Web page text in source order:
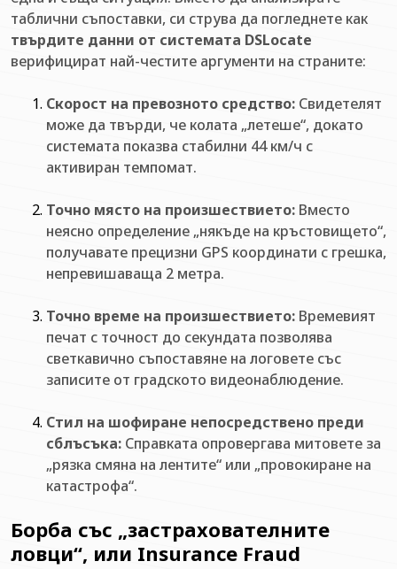
таблични съпоставки, си струва да погледнете как
твърдите данни от системата DSLocate
верифицират най-честите аргументи на страните:
Скорост на превозното средство: Свидетелят
може да твърди, че колата „летеше“, докато
системата показва стабилни 44 км/ч с
активиран темпомат.
Точно място на произшествието: Вместо
неясно определение „някъде на кръстовището“,
получавате прецизни GPS координати с грешка,
непревишаваща 2 метра.
Точно време на произшествието: Времевият
печат с точност до секундата позволява
светкавично съпоставяне на логовете със
записите от градското видеонаблюдение.
Стил на шофиране непосредствено преди
сблъсъка: Справката опровергава митовете за
„рязка смяна на лентите“ или „провокиране на
катастрофа“.
Борба със „застрахователните
ловци“, или Insurance Fraud